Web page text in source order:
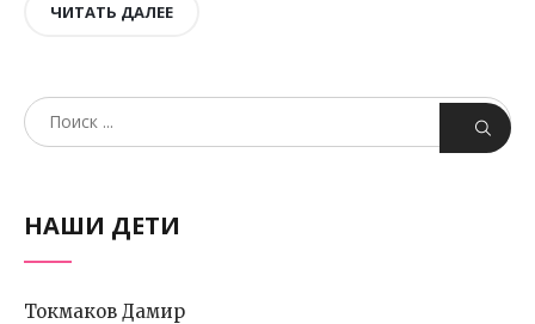
ЧИТАТЬ ДАЛЕЕ
НАШИ ДЕТИ
Токмаков Дамир